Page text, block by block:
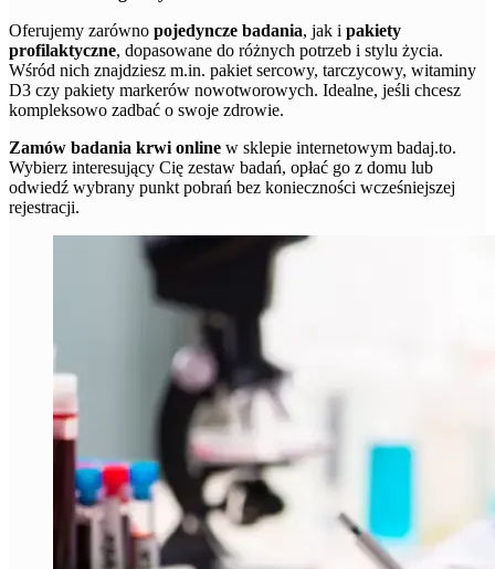
Oferujemy zarówno pojedyncze badania, jak i pakiety
profilaktyczne, dopasowane do różnych potrzeb i stylu życia.
Wśród nich znajdziesz m.in. pakiet sercowy, tarczycowy, witaminy
D3 czy pakiety markerów nowotworowych. Idealne, jeśli chcesz
kompleksowo zadbać o swoje zdrowie.
Zamów badania krwi online w sklepie internetowym badaj.to.
Wybierz interesujący Cię zestaw badań, opłać go z domu lub
odwiedź wybrany punkt pobrań bez konieczności wcześniejszej
rejestracji.